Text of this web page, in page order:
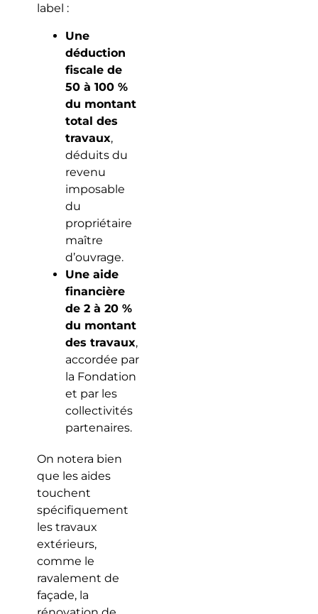
label :
Une
déduction
fiscale de
50 à 100 %
du montant
total des
travaux,
déduits du
revenu
imposable
du
propriétaire
maître
d’ouvrage.
Une aide
financière
de 2 à 20 %
du montant
des travaux,
accordée par
la Fondation
et par les
collectivités
partenaires.
On notera bien
que les aides
touchent
spécifiquement
les travaux
extérieurs,
comme le
ravalement de
façade, la